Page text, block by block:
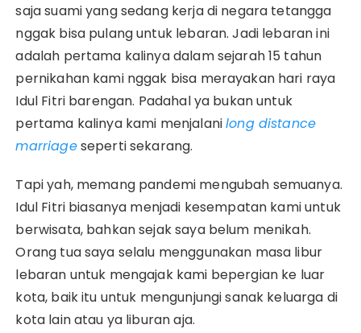
saja suami yang sedang kerja di negara tetangga
nggak bisa pulang untuk lebaran. Jadi lebaran ini
adalah pertama kalinya dalam sejarah 15 tahun
pernikahan kami nggak bisa merayakan hari raya
Idul Fitri barengan. Padahal ya bukan untuk
pertama kalinya kami menjalanilong distance
marriageseperti sekarang.
Tapi yah, memang pandemi mengubah semuanya.
Idul Fitri biasanya menjadi kesempatan kami untuk
berwisata, bahkan sejak saya belum menikah.
Orang tua saya selalu menggunakan masa libur
lebaran untuk mengajak kami bepergian ke luar
kota, baik itu untuk mengunjungi sanak keluarga di
kota lain atau ya liburan aja.